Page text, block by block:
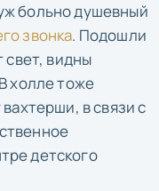
больно душевный
звонка. Подошли
свет, видны
холле тоже
в связи с
детского